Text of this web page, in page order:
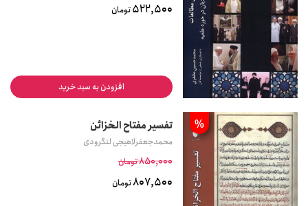
522,500تومان
افزودن به سبد خرید
% تفسیر مفتاح الخزائن
محمدجعفرلاهیجی لنگرودی
850,000تومان
807,500تومان